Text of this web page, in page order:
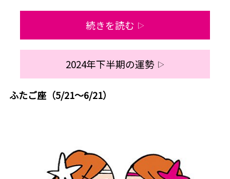
続きを読む ▷
2024年下半期の運勢 ▷
ふたご座（5/21～6/21）